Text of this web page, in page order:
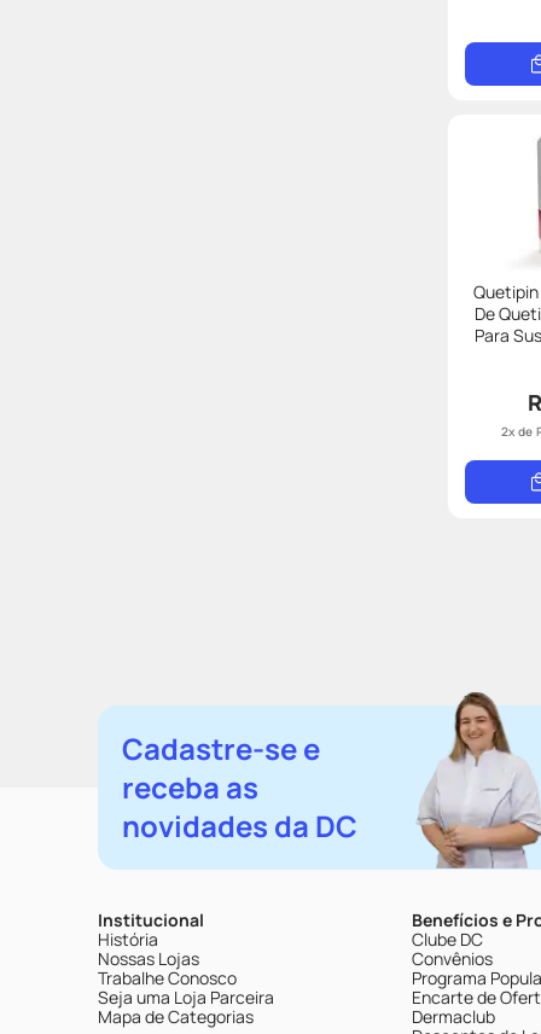
De
2x de
Cadastre-se e
receba as
novidades da DC
Institucional
História
Nossas Lojas
Trabalhe Conosco
Seja uma Loja Parceira
Mapa de Categorias
Benefícios e
Clube DC
Convênios
Programa
Encarte de
Dermaclub